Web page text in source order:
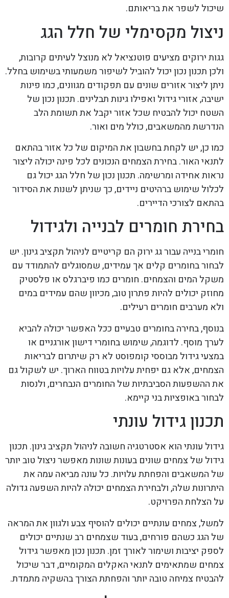
שיכול לשפר את בריאותם.
ניצול מקסימלי של חלל הגג
גגות ירוקים מציעים פוטנציאל לא מנוצל לעיתים קרובות,
ולכן תכנון נכון יכול להוביל לשיפור משמעותי בשימוש בחלל.
ניתן ליצור אזורים שונים עם תפקודים מגוונים, כמו פינות
ישיבה, אזורי גידול ואפילו גינות תבלינים. תכנון נכון של
השטח יכול להבטיח שכל אזור יקבל את תשומת הלב
הנדרשת מהמשאבים, כולל מים ואור.
כמו כן, יש לקחת בחשבון את המיקום של כל אזור בהתאם
לתנאי האור. בחירת הצמחים הנכונים לכל פינה יכולה ליצור
נראות אחידה ומרשימה. תכנון נכון של חלל הגג יכול גם
לכלול שימוש ברהיטים ניידים, כך שניתן לשנות את הסידור
בהתאם לצורכי הדיירים.
בחירת חומרים לבנייה ולגידול
חומרי בנייה עבור גג ירוק הם קריטיים לניהול תקציב גינון. יש
לבחור בחומרים קלים אך עמידים, שמסוגלים להתמודד עם
משקל המים והצמחים. חומרים כמו פיברגלס או פלסטיק
מחוזק יכולים להיות פתרון טוב, מכיוון שהם עמידים במים
ולא מערבים חומרים רעילים.
בנוסף, בחירה בחומרים טבעיים ככל האפשר יכולה להביא
לערך מוסף. לדוגמה, שימוש בחומרי דישון אורגניים או
במצעי גידול מבוססי קומפוסט לא רק שיתרום לבריאות
הצמחים, אלא גם יפחית עלויות בטווח הארוך. יש לשקול גם
את ההשפעות הסביבתיות של החומרים הנבחרים, ולנסות
לבחור באופציות בני קיימא.
תכנון גידול עונתי
גידול עונתי הוא אסטרטגיה חשובה לניהול תקציב גינון. תכנון
גידול של צמחים שונים בעונות שונות מאפשר ניצול טוב יותר
של המשאבים והפחתת עלויות. כל עונה מביאה עמה את
היתרונות שלה, ולבחירת הצמחים יכולה להיות השפעה גדולה
על הצלחת הפרויקט.
למשל, צמחים עונתיים יכולים להוסיף צבע ולגוון את המראה
של הגג כשהם פורחים, בעוד שצמחים רב שנתיים יכולים
לספק יציבות ושימור לאורך זמן. תכנון נכון מאפשר גידול
צמחים שמתאימים לתנאי האקלים המקומיים, דבר שיכול
להבטיח צמיחה טובה יותר והפחתת הצורך בהשקיה מתמדת.